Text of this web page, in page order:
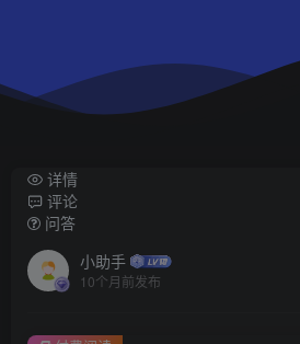
详情
评论
问答
小助手
10个月前发布